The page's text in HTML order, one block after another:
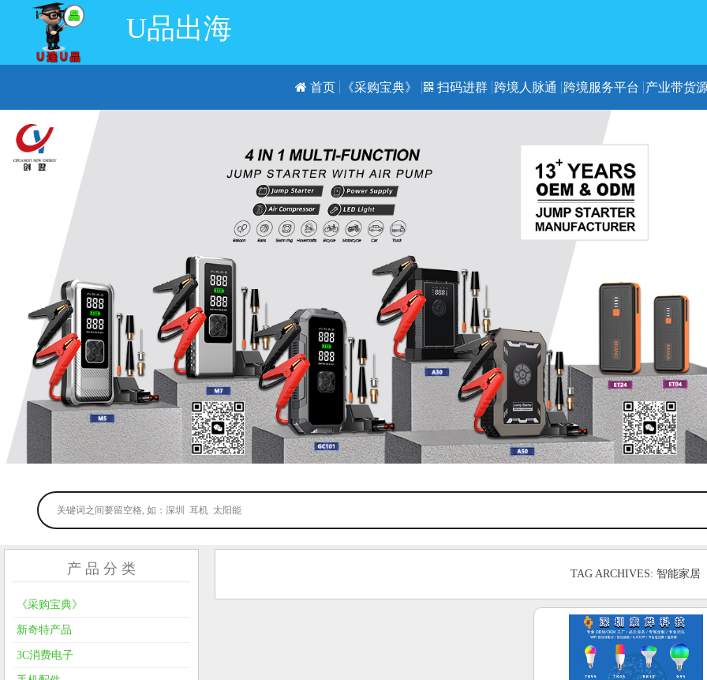
U品出海
首页 《采购宝典》 扫码进群 跨境人脉通 跨境服务平台 产业带货
TAG ARCHIVES: 智能家居
产 品 分 类
《采购宝典》
新奇特产品
3C消费电子